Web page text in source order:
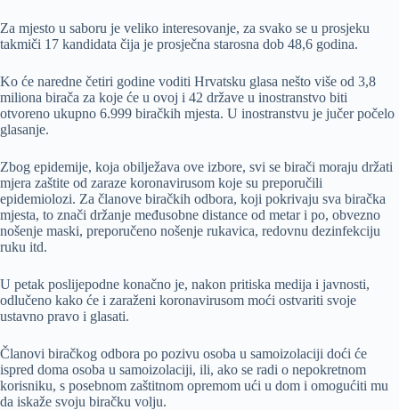
Za mjesto u saboru je veliko interesovanje, za svako se u prosjeku
takmiči 17 kandidata čija je prosječna starosna dob 48,6 godina.
Ko će naredne četiri godine voditi Hrvatsku glasa nešto više od 3,8
miliona birača za koje će u ovoj i 42 države u inostranstvo biti
otvoreno ukupno 6.999 biračkih mjesta. U inostranstvu je jučer počelo
glasanje.
Zbog epidemije, koja obilježava ove izbore, svi se birači moraju držati
mjera zaštite od zaraze koronavirusom koje su preporučili
epidemiolozi. Za članove biračkih odbora, koji pokrivaju sva biračka
mjesta, to znači držanje međusobne distance od metar i po, obvezno
nošenje maski, preporučeno nošenje rukavica, redovnu dezinfekciju
ruku itd.
U petak poslijepodne konačno je, nakon pritiska medija i javnosti,
odlučeno kako će i zaraženi koronavirusom moći ostvariti svoje
ustavno pravo i glasati.
Članovi biračkog odbora po pozivu osoba u samoizolaciji doći će
ispred doma osoba u samoizolaciji, ili, ako se radi o nepokretnom
korisniku, s posebnom zaštitnom opremom ući u dom i omogućiti mu
da iskaže svoju biračku volju.